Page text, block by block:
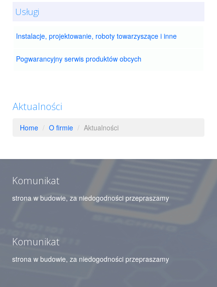
Usługi
Instalacje, projektowanie, roboty towarzyszące i inne
Pogwarancyjny serwis produktów obcych
Aktualności
Home / O firmie / Aktualności
Komunikat
strona w budowie, za niedogodności przepraszamy
Komunikat
strona w budowie, za niedogodności przepraszamy